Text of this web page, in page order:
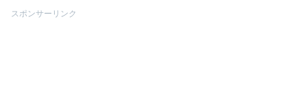
スポンサーリンク